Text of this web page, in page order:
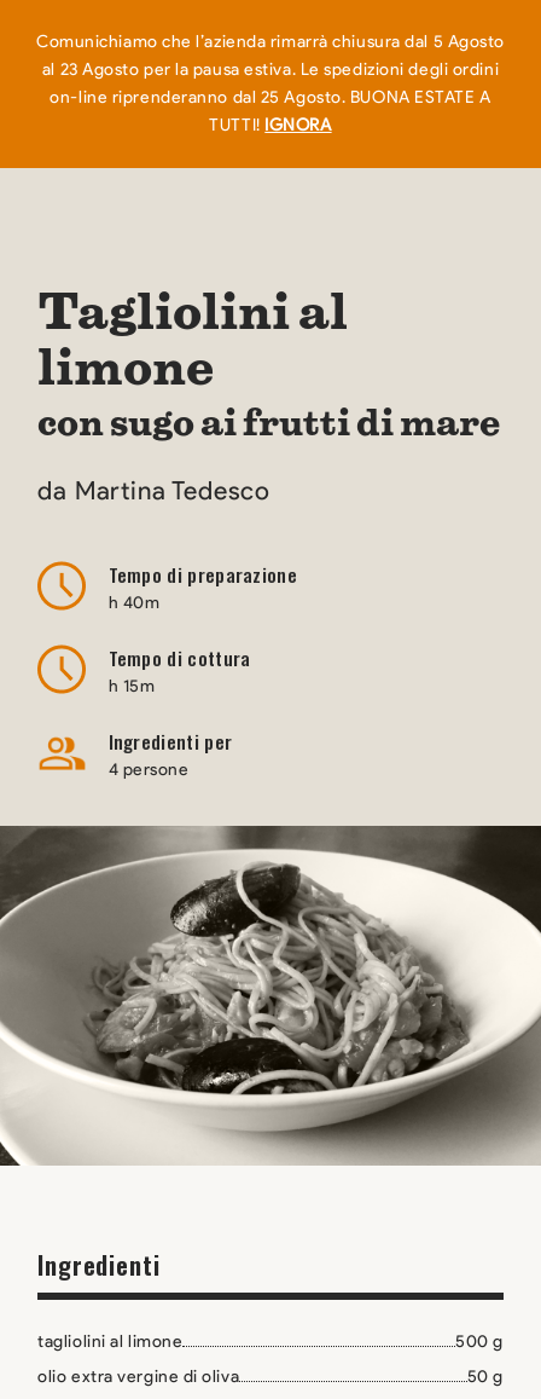
Tagliolini al
limone
con sugo ai frutti di mare
da Martina Tedesco
Tempo di preparazione
h 40m
Tempo di cottura
h 15m
Ingredienti per
4 persone
Ingredienti
tagliolini al limone
500 g
olio extra vergine di oliva
50 g
Comunichiamo che l’azienda rimarrà chiusura dal 5 Agosto
al 23 Agosto per la pausa estiva. Le spedizioni degli ordini
on-line riprenderanno dal 25 Agosto. BUONA ESTATE A
TUTTI! IGNORA